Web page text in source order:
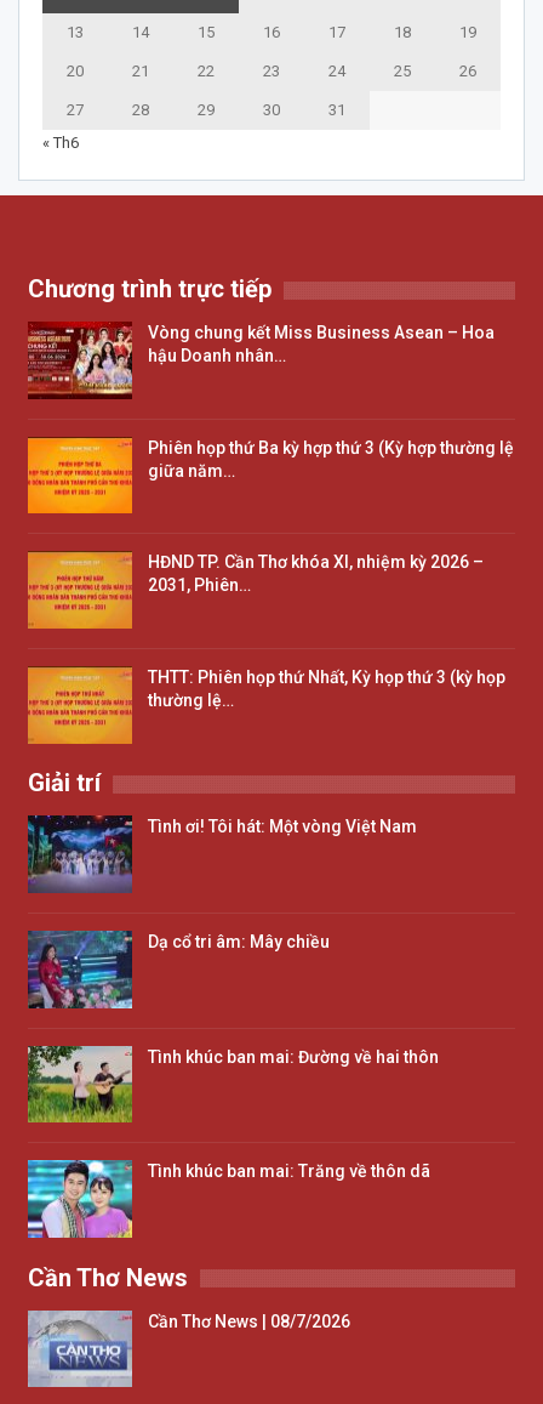
13 14 15 16 17 18 19
20 21 22 23 24 25 26
27 28 29 30
31
« Th6
Chương trình trực tiếp
Vòng chung kết Miss Business Asean – Hoa
hậu Doanh nhân…
Phiên họp thứ Ba kỳ hợp thứ 3 (Kỳ hợp thường lệ
giữa năm…
HĐND TP. Cần Thơ khóa XI, nhiệm kỳ 2026 –
2031, Phiên…
THTT: Phiên họp thứ Nhất, Kỳ họp thứ 3 (kỳ họp
thường lệ…
Giải trí
Tình ơi! Tôi hát: Một vòng Việt Nam
Dạ cổ tri âm: Mây chiều
Tình khúc ban mai: Đường về hai thôn
Tình khúc ban mai: Trăng về thôn dã
Cần Thơ News
Cần Thơ News | 08/7/2026